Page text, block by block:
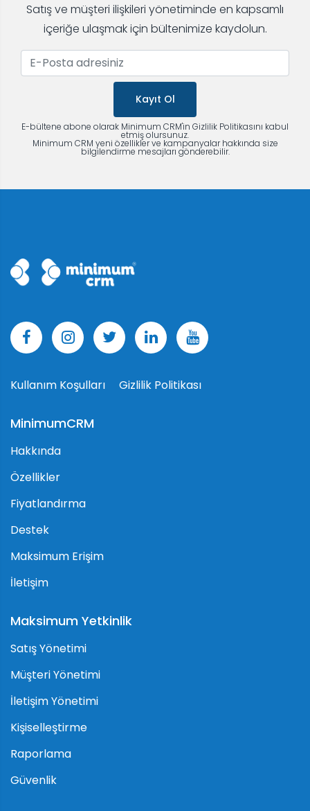
Satış ve müşteri ilişkileri yönetiminde en kapsamlı
içeriğe ulaşmak için bültenimize kaydolun.
Kayıt Ol
E-bültene abone olarak Minimum CRM'in Gizlilik Politikasını kabul
etmiş olursunuz.
Minimum CRM yeni özellikler ve kampanyalar hakkında size
bilgilendirme mesajları gönderebilir.
Kullanım Koşulları Gizlilik Politikası
MinimumCRM
Hakkında
Özellikler
Fiyatlandırma
Destek
Maksimum Erişim
İletişim
Maksimum Yetkinlik
Satış Yönetimi
Müşteri Yönetimi
İletişim Yönetimi
Kişiselleştirme
Raporlama
Güvenlik